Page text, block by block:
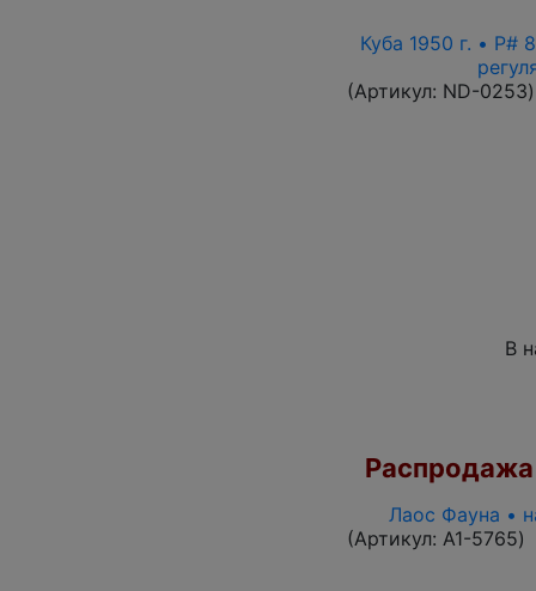
Куба 1950 г. • P#
(Артикул: ND-0253)
В
Распродажа
Лаос Фауна •
(Артикул: A1-5765)